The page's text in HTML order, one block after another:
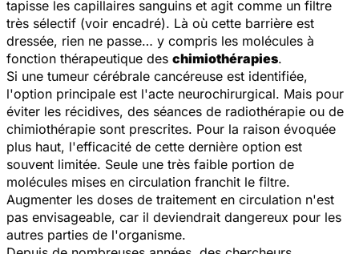
tapisse les capillaires sanguins et agit comme un filtre
très sélectif (voir encadré). Là où cette barrière est
dressée, rien ne passe… y compris les molécules à
fonction thérapeutique des chimiothérapies.
Si une tumeur cérébrale cancéreuse est identifiée,
l'option principale est l'acte neurochirurgical. Mais pour
éviter les récidives, des séances de radiothérapie ou de
chimiothérapie sont prescrites. Pour la raison évoquée
plus haut, l'efficacité de cette dernière option est
souvent limitée. Seule une très faible portion de
molécules mises en circulation franchit le filtre.
Augmenter les doses de traitement en circulation n'est
pas envisageable, car il deviendrait dangereux pour les
autres parties de l'organisme.